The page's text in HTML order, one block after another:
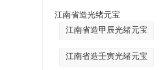
江南省造光绪元宝
江南省造甲辰光绪元宝
江南省造壬寅光绪元宝